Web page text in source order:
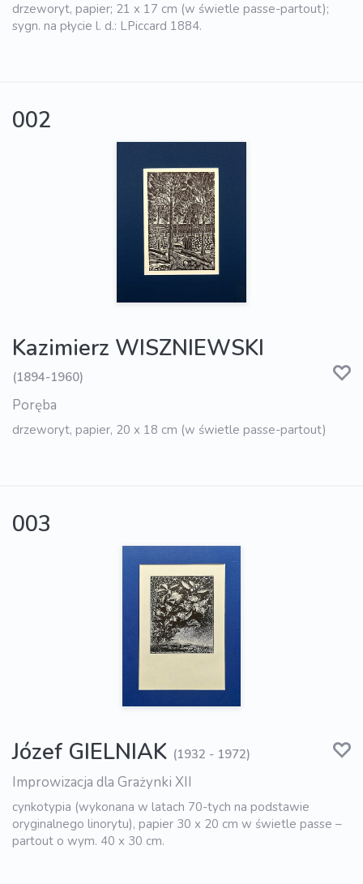
drzeworyt, papier; 21 x 17 cm (w świetle passe-partout);
sygn. na płycie l. d.: LPiccard 1884.
002
Kazimierz WISZNIEWSKI
(1894-1960)
Poręba
drzeworyt, papier, 20 x 18 cm (w świetle passe-partout)
003
Józef GIELNIAK (1932 - 1972)
Improwizacja dla Grażynki XII
cynkotypia (wykonana w latach 70-tych na podstawie
oryginalnego linorytu), papier 30 x 20 cm w świetle passe –
partout o wym. 40 x 30 cm.